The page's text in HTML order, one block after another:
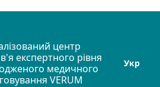
центр
експертного рівня
медичного
VERUM
Укр